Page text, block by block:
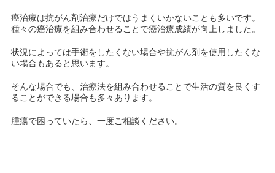
癌治療は抗がん剤治療だけではうまくいかないことも多いです。
種々の癌治療を組み合わせることで癌治療成績が向上しました。
状況によっては手術をしたくない場合や抗がん剤を使用したくな
い場合もあると思います。
そんな場合でも、治療法を組み合わせることで生活の質を良くす
ることができる場合も多々あります。
腫瘍で困っていたら、一度ご相談ください。